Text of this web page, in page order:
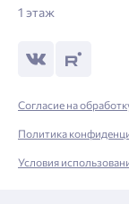
1 этаж
Согласие на
Политика
Условия